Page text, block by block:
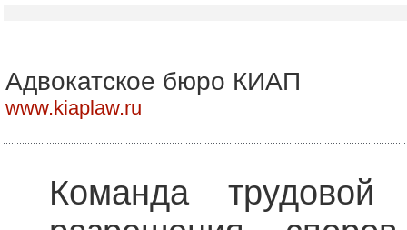
Адвокатское бюро КИАП
www.kiaplaw.ru
Команда трудовой